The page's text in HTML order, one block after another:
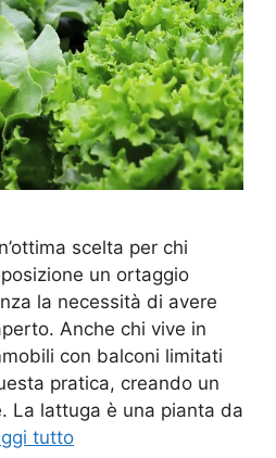
scelta per chi
un ortaggio
la necessità di avere
Anche chi vive in
con balconi limitati
pratica, creando un
La lattuga è una pianta da
tutto